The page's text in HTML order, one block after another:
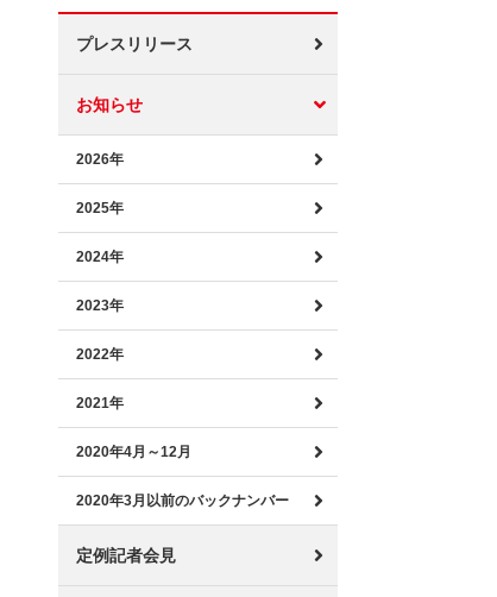
プレスリリース
お知らせ
2026年
2025年
2024年
2023年
2022年
2021年
2020年4月～12月
2020年3月以前のバックナンバー
定例記者会見